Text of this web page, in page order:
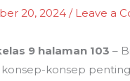
20, 2024/ Leave a
9 halaman 103 –
konsep